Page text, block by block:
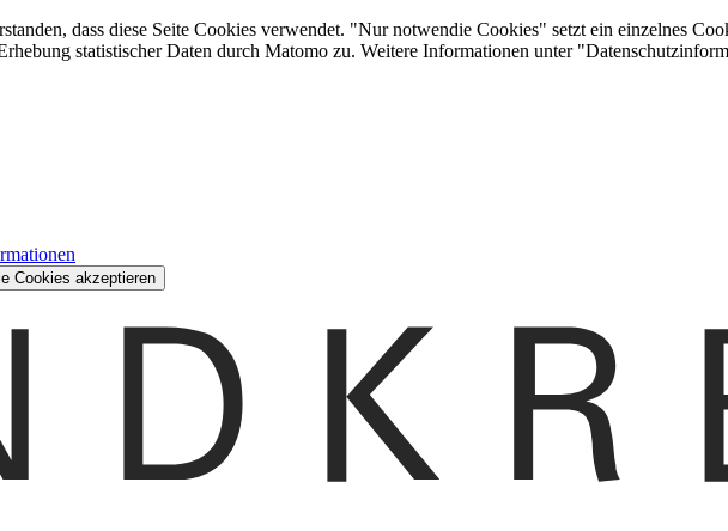
dass diese Seite Cookies verwendet. "Nur notwendie Cookies" setzt ein einzelnes
statistischer Daten durch Matomo zu. Weitere Informationen unter
Cookies akzeptieren